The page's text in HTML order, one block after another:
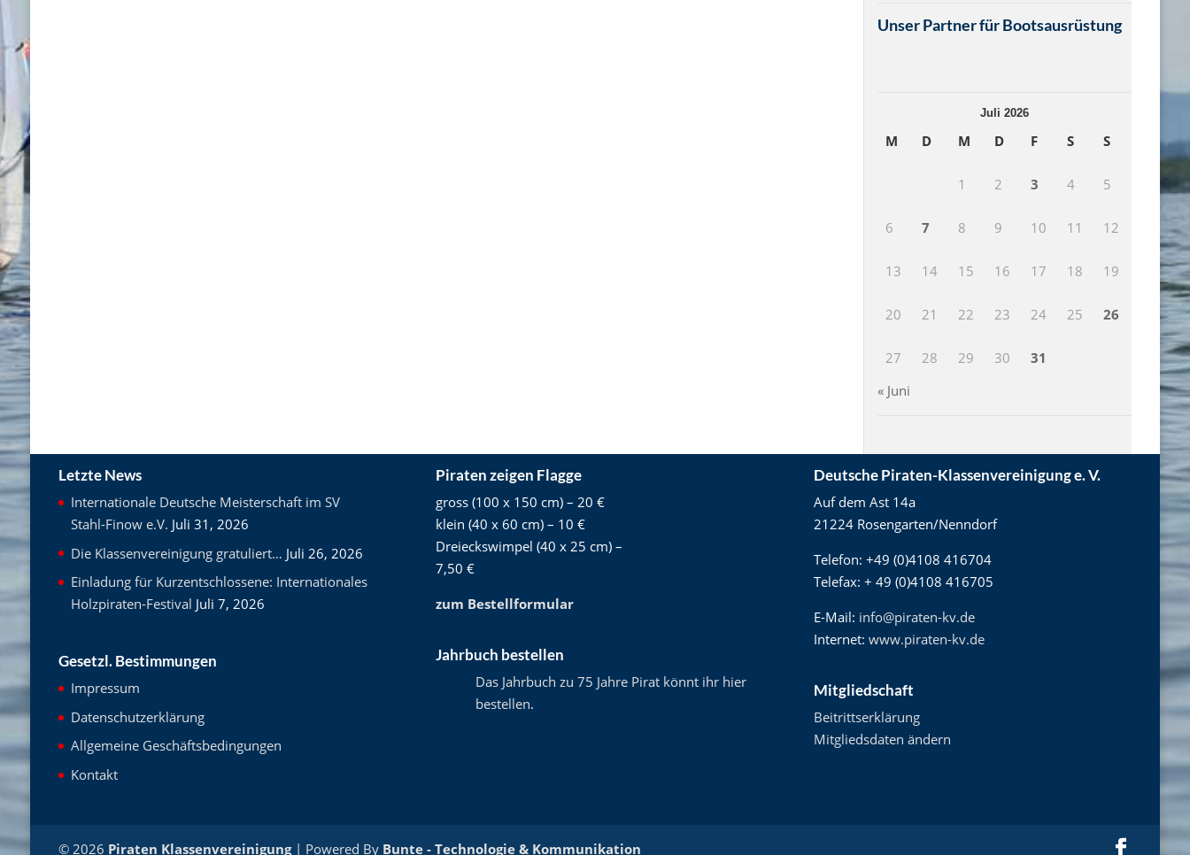
Unser Partner für Bootsausrüstung
Juli 2026
M D M D F S S
1 2 3 4 5
6 7 8 9 10 11 12
13 14 15 16 17 18 19
20 21 22 23 24 25 26
27 28 29 30
31
« Juni
Letzte News
Internationale Deutsche Meisterschaft im SV
Stahl-Finow e.V. Juli 31, 2026
Die Klassenvereinigung gratuliert… Juli 26, 2026
Einladung für Kurzentschlossene: Internationales
Holzpiraten-Festival Juli 7, 2026
Gesetzl. Bestimmungen
Impressum
Datenschutzerklärung
Allgemeine Geschäftsbedingungen
Kontakt
Piraten zeigen Flagge
gross (100 x 150 cm) – 20 €
klein (40 x 60 cm) – 10 €
Dreieckswimpel (40 x 25 cm) –
7,50 €
zum Bestellformular
Jahrbuch bestellen
Das Jahrbuch zu 75 Jahre Pirat könnt ihr hier
bestellen.
Deutsche Piraten-Klassenvereinigung e. V.
Auf dem Ast 14a
21224 Rosengarten/Nenndorf
Telefon: +49 (0)4108 416704
Telefax: + 49 (0)4108 416705
E-Mail: info@piraten-kv.de
Internet: www.piraten-kv.de
Mitgliedschaft
Beitrittserklärung
Mitgliedsdaten ändern
© 2026 Piraten Klassenvereinigung| Powered By Bunte - Technologie & Kommunikation